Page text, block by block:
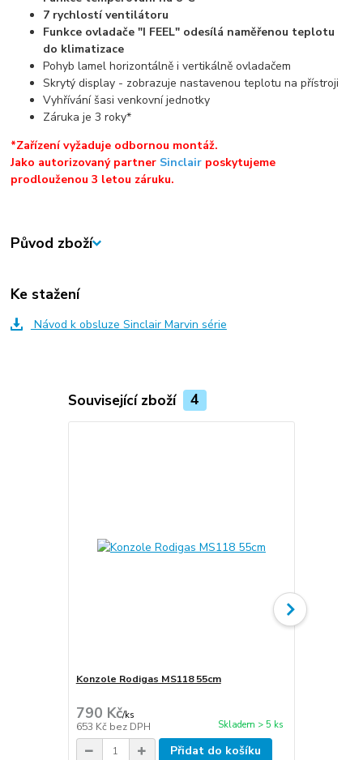
7 rychlostí ventilátoru
Funkce ovladače "I FEEL" odesílá naměřenou teplotu
do klimatizace
Pohyb lamel horizontálně i vertikálně ovladačem
Skrytý display - zobrazuje nastavenou teplotu na přístroji
Vyhřívání šasi venkovní jednotky
Záruka je 3 roky*
*Zařízení vyžaduje odbornou montáž.
Jako autorizovaný partner Sinclair poskytujeme
prodlouženou 3 letou záruku.
Původ zboží
Ke stažení
Návod k obsluze Sinclair Marvin série
Související zboží 4
Konzole Rodigas MS118 55cm
790 Kč/ks
653 Kč bez DPH Skladem > 5 ks
Přidat do košíku